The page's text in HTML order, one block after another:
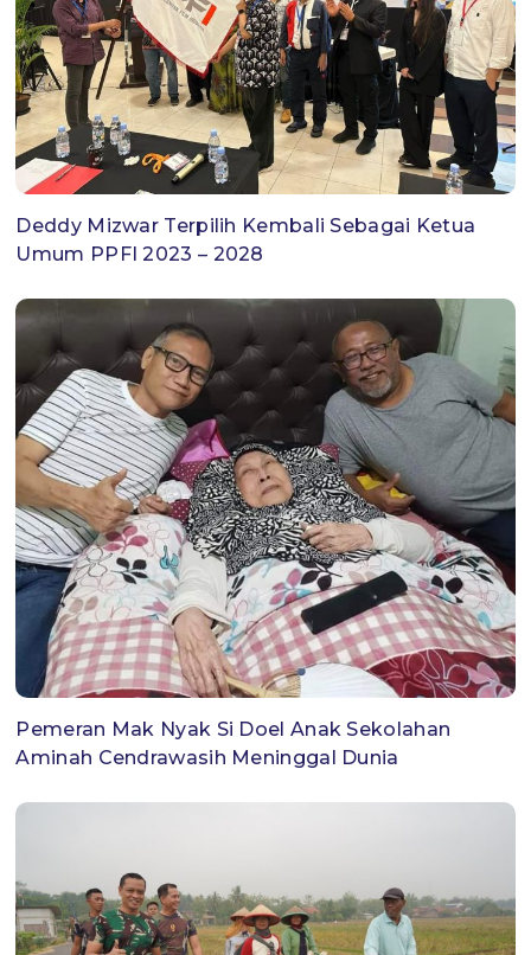
Deddy Mizwar Terpilih Kembali Sebagai Ketua
Umum PPFI 2023 – 2028
Pemeran Mak Nyak Si Doel Anak Sekolahan
Aminah Cendrawasih Meninggal Dunia